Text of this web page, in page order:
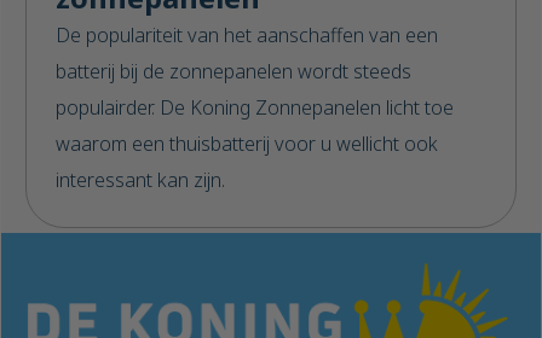
De populariteit van het aanschaffen van een
batterij bij de zonnepanelen wordt steeds
populairder. De Koning Zonnepanelen licht toe
waarom een thuisbatterij voor u wellicht ook
interessant kan zijn.